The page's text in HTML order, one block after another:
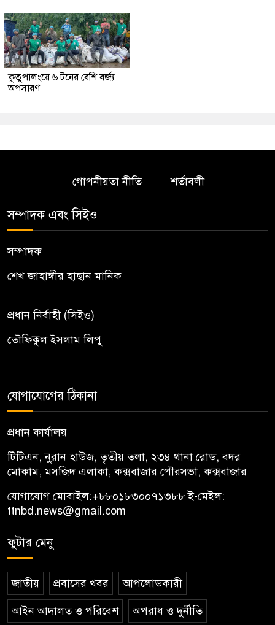
কুতুপালংয়ে ৬ টনের বেশি বর্জ্য
অপসারণ
গোপনীয়তা নীতি শর্তাবলী
সম্পাদক এবং সিইও
সম্পাদক
শেখ জাহাঙ্গীর হাছান মানিক
প্রধান নির্বাহী (সিইও)
তৌফিকুল ইসলাম লিপু
যোগাযোগের ঠিকানা
প্রধান কার্যালয়
টিটিএন, নু্রান হাউজ, তৃতীয় তলা, ২৩৪ থানা রোড, বদর
মোকাম, মসজিদ এলাকা, কক্সবাজার পৌরসভা, কক্সবাজার
যোগাযোগ মোবাইল:+৮৮০১৮৩০০৭১৩৮৮ই-মেইল:
ttnbd.news@gmail.com
ফুটার মেনু
জাতীয় প্রবাসের খবর আপলোডকারী
আইন আদালত ও পরিবেশ অপরাধ ও দুর্নীতি